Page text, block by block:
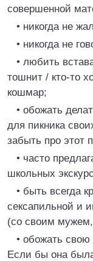
совершенной
• никогда не
• никогда не
• любить
тошнит / кто-то
кошмар;
• обожать
для пикника
забыть про этот
• часто
школьных
• быть всегда
сексапильной и
(со своим мужем,
• обожать свою
Если бы она